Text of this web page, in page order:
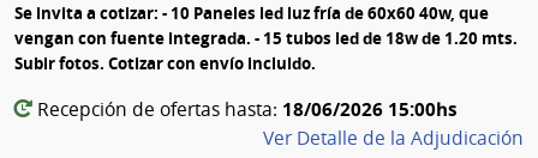
Se invita a cotizar: - 10 Paneles led luz fría de 60x60 40w, que
vengan con fuente integrada. - 15 tubos led de 18w de 1.20 mts.
Subir fotos. Cotizar con envío incluido.
Recepción de ofertas hasta: 18/06/2026 15:00hs
Ver Detalle de la Adjudicación